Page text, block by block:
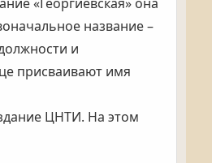
название –
и
присваивают имя
ЦНТИ. На этом